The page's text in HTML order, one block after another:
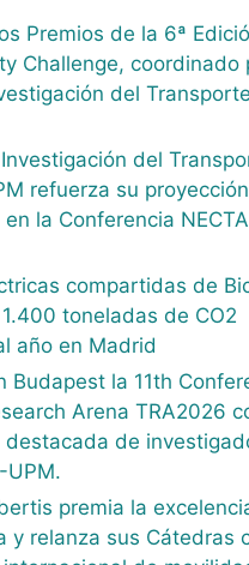
Premios de la 6ª
Challenge, coordinado
del
del
refuerza su proyección
la Conferencia
compartidas de
toneladas de CO2
año en Madrid
Budapest la 11th
Arena TRA2026
destacada de
UPM.
premia la
y relanza sus Cátedras